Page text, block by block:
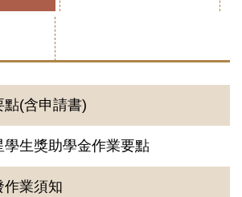
(含申請書)
學生獎助學金作業要點
作業須知